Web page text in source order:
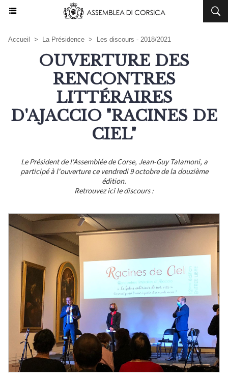
Accueil > La Présidence > Les discours - 2018/2021
OUVERTURE DES
RENCONTRES
LITTÉRAIRES
D'AJACCIO "RACINES DE
CIEL"
Le Président de l'Assemblée de Corse, Jean-Guy Talamoni, a
participé à l'ouverture ce vendredi 9 octobre de la douzième
édition.
Retrouvez ici le discours :